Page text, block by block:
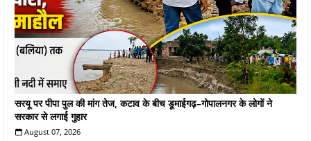
सरयू पर पीपा पुल की मांग तेज, कटाव के बीच डूमाईगढ़–गोपालनगर के लोगों ने
सरकार से लगाई गुहार
August 07, 2026